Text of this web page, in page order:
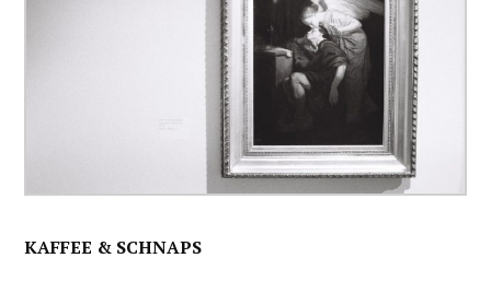
KAFFEE & SCHNAPS